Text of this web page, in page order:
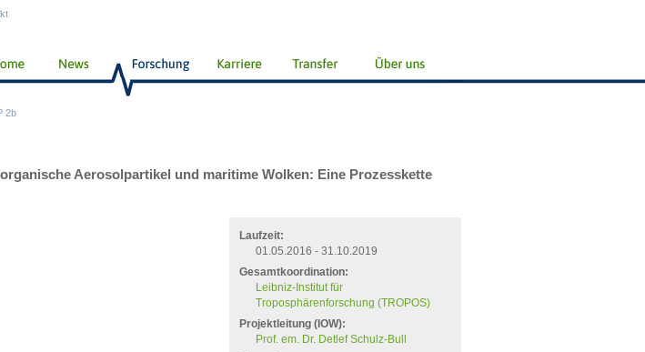
2b
Aerosolpartikel und maritime Wolken: Eine Prozesskette
Laufzeit:
01.05.2016 - 31.10.2019
Gesamtkoordination:
Leibniz-Institut für
Troposphärenforschung (TROPOS)
Projektleitung (IOW):
Prof. em. Dr. Detlef Schulz-Bull